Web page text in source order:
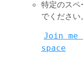
特定のス
でください。
Join me
space